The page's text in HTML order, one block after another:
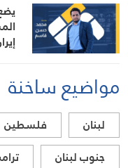
مواضيع ساخنة
لبنان فلسطين
جنوب لبنان